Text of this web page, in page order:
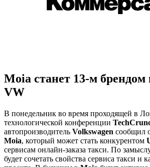
Moia станет 13-м брендом
VW
В понедельник во время проходящей в
технологической конференции
автопроизводитель Volkswagen сообщил
Moia, который может стать конкурентом
сервисам онлайн-заказа такси. По
будет сочетать свойства сервиса такси и